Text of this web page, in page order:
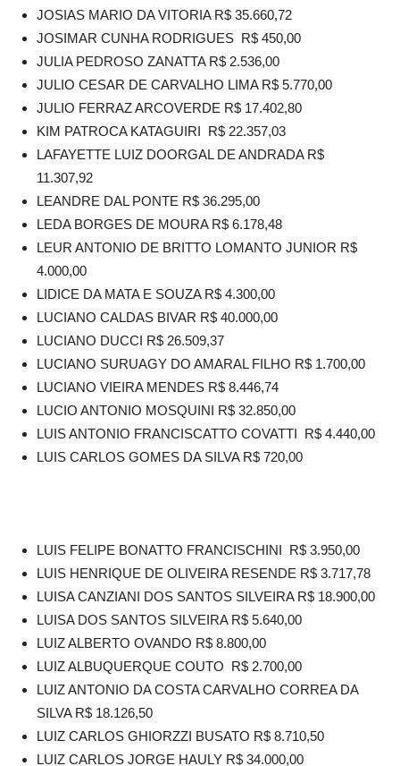
JOSIAS MARIO DA VITORIA R$ 35.660,72
JOSIMAR CUNHA RODRIGUES R$ 450,00
JULIA PEDROSO ZANATTA R$ 2.536,00
JULIO CESAR DE CARVALHO LIMA R$ 5.770,00
JULIO FERRAZ ARCOVERDE R$ 17.402,80
KIM PATROCA KATAGUIRI R$ 22.357,03
LAFAYETTE LUIZ DOORGAL DE ANDRADA R$
11.307,92
LEANDRE DAL PONTE R$ 36.295,00
LEDA BORGES DE MOURA R$ 6.178,48
LEUR ANTONIO DE BRITTO LOMANTO JUNIOR R$
4.000,00
LIDICE DA MATA E SOUZA R$ 4.300,00
LUCIANO CALDAS BIVAR R$ 40.000,00
LUCIANO DUCCI R$ 26.509,37
LUCIANO SURUAGY DO AMARAL FILHO R$ 1.700,00
LUCIANO VIEIRA MENDES R$ 8.446,74
LUCIO ANTONIO MOSQUINI R$ 32.850,00
LUIS ANTONIO FRANCISCATTO COVATTI R$ 4.440,00
LUIS CARLOS GOMES DA SILVA R$ 720,00
LUIS FELIPE BONATTO FRANCISCHINI R$ 3.950,00
LUIS HENRIQUE DE OLIVEIRA RESENDE R$ 3.717,78
LUISA CANZIANI DOS SANTOS SILVEIRA R$ 18.900,00
LUISA DOS SANTOS SILVEIRA R$ 5.640,00
LUIZ ALBERTO OVANDO R$ 8.800,00
LUIZ ALBUQUERQUE COUTO R$ 2.700,00
LUIZ ANTONIO DA COSTA CARVALHO CORREA DA
SILVA R$ 18.126,50
LUIZ CARLOS GHIORZZI BUSATO R$ 8.710,50
LUIZ CARLOS JORGE HAULY R$ 34.000,00